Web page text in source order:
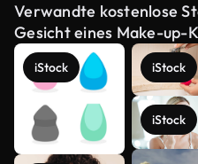
Verwandte kostenlose
Gesicht eines Make-up-
iStock iStock
iStock